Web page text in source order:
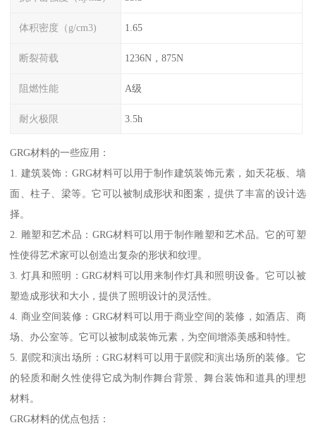
体积密度（g/cm3) 1.65
断裂荷载 1236N，875N
阻燃性能 A级
耐火极限 3.5h
GRG材料的一些应用：
1. 建筑装饰：GRG材料可以用于制作建筑装饰元素，如天花板、墙
面、柱子、梁等。它可以被制成形状和图案，提供了丰富的设计选
择。
2. 雕塑和艺术品：GRG材料可以用于制作雕塑和艺术品。它的可塑
性使得艺术家可以创造出复杂的形状和纹理。
3. 灯具和照明：GRG材料可以用来制作灯具和照明设备。它可以被
塑造成形状和大小，提供了照明设计的灵活性。
4. 商业空间装修：GRG材料可以用于商业空间的装修，如酒店、商
场、办公室等。它可以被制成装饰元素，为空间增添美感和特性。
5. 剧院和演出场所：GRG材料可以用于剧院和演出场所的装修。它
的轻质和耐久性使得它成为制作舞台背景、舞台装饰和道具的理想
材料。
GRG材料的优点包括：